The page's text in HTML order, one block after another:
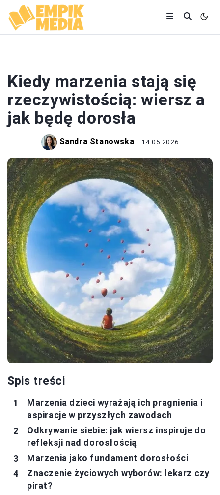
Kiedy marzenia stają się
rzeczywistością: wiersz a
jak będę dorosła
Sandra Stanowska 14.05.2026
Spis treści
Marzenia dzieci wyrażają ich pragnienia i
aspiracje w przyszłych zawodach
Odkrywanie siebie: jak wiersz inspiruje do
refleksji nad dorosłością
Marzenia jako fundament dorosłości
Znaczenie życiowych wyborów: lekarz czy
pirat?